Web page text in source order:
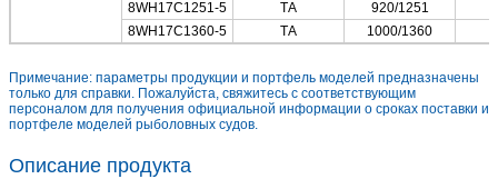
8WH17C1251-5 ТА 920/1251
8WH17C1360-5
ТА 1000/1360
Примечание: параметры продукции и портфель моделей предназначены
только для справки. Пожалуйста, свяжитесь с соответствующим
персоналом для получения официальной информации о сроках поставки и
портфеле моделей рыболовных судов.
Описание продукта